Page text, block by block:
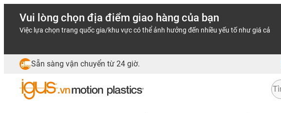
Vui lòng chọn địa điểm giao hàng của bạn
Việc lựa chọn trang quốc gia/khu vực có thể ảnh hưởng đến nhiều yếu tố như giá cả
Sẵn sàng vận chuyển từ 24 giờ.